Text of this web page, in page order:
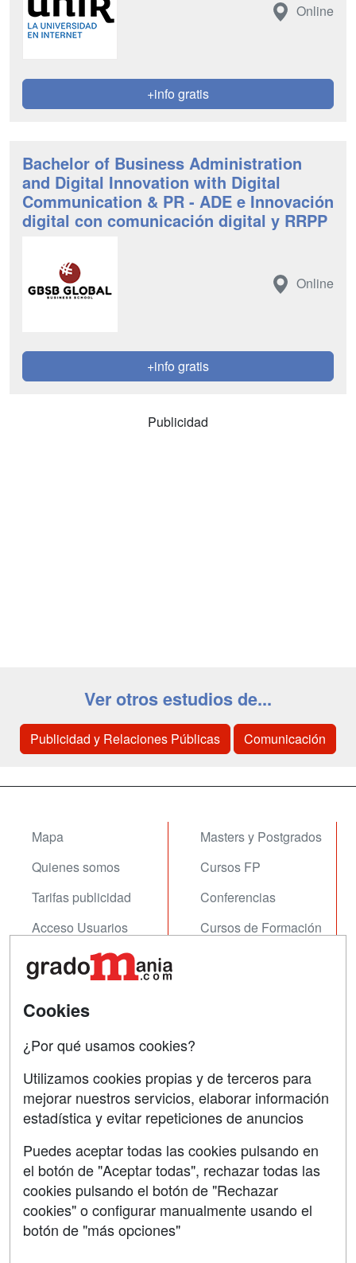
Online
+info gratis
Bachelor of Business Administration
and Digital Innovation with Digital
Communication & PR - ADE e Innovación
digital con comunicación digital y RRPP
Online
+info gratis
Publicidad
Ver otros estudios de...
Publicidad y Relaciones Públicas Comunicación
Mapa
Quienes somos
Tarifas publicidad
Acceso Usuarios
Acceso Centros
Masters y Postgrados
Cursos FP
Conferencias
Cursos de Formación
Contactar
Copyleft
Grupo formazion:
Cookies
¿Por qué usamos cookies?
Utilizamos cookies propias y de terceros para
mejorar nuestros servicios, elaborar información
estadística y evitar repeticiones de anuncios
Puedes aceptar todas las cookies pulsando en
el botón de "Aceptar todas", rechazar todas las
cookies pulsando el botón de "Rechazar
cookies" o configurar manualmente usando el
botón de "más opciones"